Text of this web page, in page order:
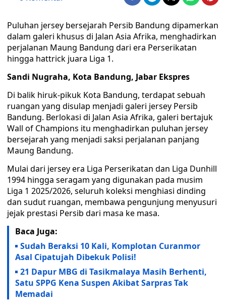
Puluhan jersey bersejarah Persib Bandung dipamerkan
dalam galeri khusus di Jalan Asia Afrika, menghadirkan
perjalanan Maung Bandung dari era Perserikatan
hingga hattrick juara Liga 1.
Sandi Nugraha, Kota Bandung, Jabar Ekspres
Di balik hiruk-pikuk Kota Bandung, terdapat sebuah
ruangan yang disulap menjadi galeri jersey Persib
Bandung. Berlokasi di Jalan Asia Afrika, galeri bertajuk
Wall of Champions itu menghadirkan puluhan jersey
bersejarah yang menjadi saksi perjalanan panjang
Maung Bandung.
Mulai dari jersey era Liga Perserikatan dan Liga Dunhill
1994 hingga seragam yang digunakan pada musim
Liga 1 2025/2026, seluruh koleksi menghiasi dinding
dan sudut ruangan, membawa pengunjung menyusuri
jejak prestasi Persib dari masa ke masa.
Baca Juga:
Sudah Beraksi 10 Kali, Komplotan Curanmor
Asal Cipatujah Dibekuk Polisi!
21 Dapur MBG di Tasikmalaya Masih Berhenti,
Satu SPPG Kena Suspen Akibat Sarpras Tak
Memadai